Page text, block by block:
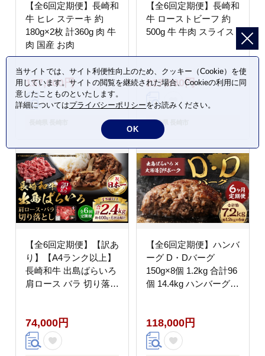
【全6回定期便】長崎和
牛 ヒレ ステーキ 約
180g×2枚 計360g 肉 牛
肉 国産 お肉
157,000円
【全6回定期便】長崎和
牛 ローストビーフ 約
500g 牛 牛肉 スライス
217,000円
長崎県 長崎市
【全6回定期便】【訳あ
り】【A4ランク以上】
長崎和牛 出島ばらいろ
肩ロース バラ 切り落と
74,000円
【全6回定期便】ハンバ
ーグ D・Dバーグ
150g×8個 1.2kg 合計96
個 14.4kg ハンバーグ
牛肉 豚肉 合いびき肉
合挽き肉 8個 長崎和牛
出島ばらいろ 大西海
118,000円
当サイトでは、サイト利便性向上のため、クッキー（Cookie）を使
用しています。サイトの閲覧を継続された場合、Cookieの利用に同
意したことものといたします。
詳細についてはプライバシーポリシーをお読みください。
OK